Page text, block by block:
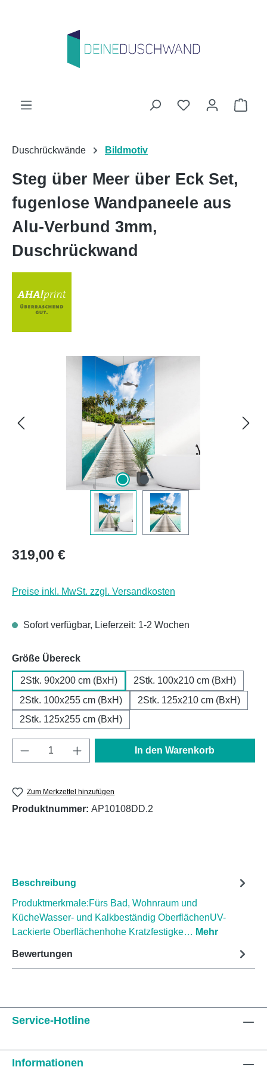
Du hast 0
Duschrückwände Bildmotiv
Steg über Meer über Eck Set,
fugenlose Wandpaneele aus
Alu-Verbund 3mm,
Duschrückwand
Regulärer Preis:
319,00 €
Preise inkl. MwSt. zzgl. Versandkosten
Sofort verfügbar, Lieferzeit: 1-2 Wochen
Größe Übereckauswählen
2Stk. 90x200 cm (BxH)
2Stk. 100x210 cm (BxH)
2Stk. 100x255 cm (BxH)
2Stk. 125x210 cm (BxH)
2Stk. 125x255 cm (BxH)
Produkt Anzahl: Gib den gewünschten
In den Warenkorb
Zum Merkzettel hinzufügen
Produktnummer: AP10108DD.2
Beschreibung
Produktmerkmale:Fürs Bad, Wohnraum und
KücheWasser- und Kalkbeständig OberflächenUV-
Lackierte Oberflächenhohe Kratzfestigke… Mehr
Bewertungen
Service-Hotline
Informationen